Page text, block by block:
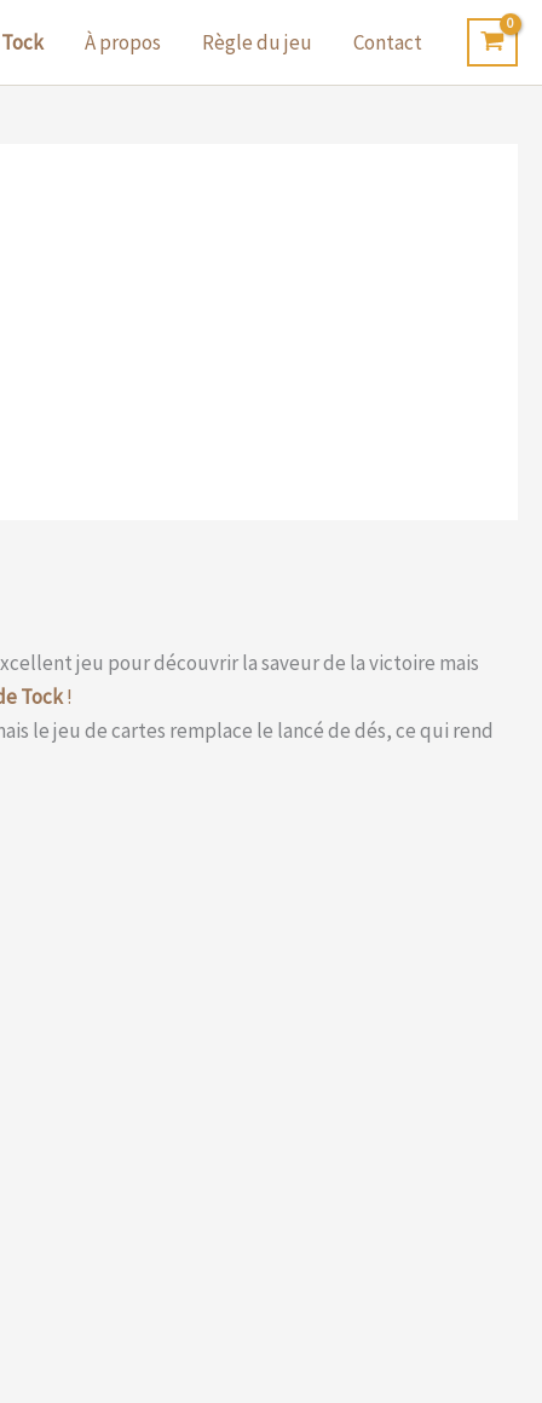
À propos Règle du jeu Contact
jeu pour découvrir la saveur de la victoire mais
Tock!
le jeu de cartes remplace le lancé de dés, ce qui rend